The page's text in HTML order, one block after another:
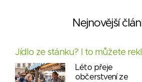
Nejnovější
Jídlo ze stánku? I to můžete
Léto přeje
občerstvení ze